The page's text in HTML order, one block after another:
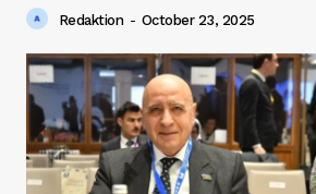
Redaktion - October 23, 2025